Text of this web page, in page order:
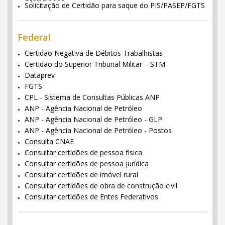
Solicitação de Certidão para saque do PIS/PASEP/FGTS
Federal
Certidão Negativa de Débitos Trabalhistas
Certidão do Superior Tribunal Militar – STM
Dataprev
FGTS
CPL - Sistema de Consultas Públicas ANP
ANP - Agência Nacional de Petróleo
ANP - Agência Nacional de Petróleo - GLP
ANP - Agência Nacional de Petróleo - Postos
Consulta CNAE
Consultar certidões de pessoa física
Consultar certidões de pessoa jurídica
Consultar certidões de imóvel rural
Consultar certidões de obra de construção civil
Consultar certidões de Entes Federativos